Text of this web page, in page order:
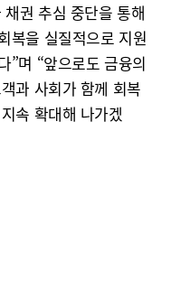
권 추심 중단을 통해
복을 실질적으로 지원
”며 “앞으로도 금융의
과 사회가 함께 회복
속 확대해 나가겠